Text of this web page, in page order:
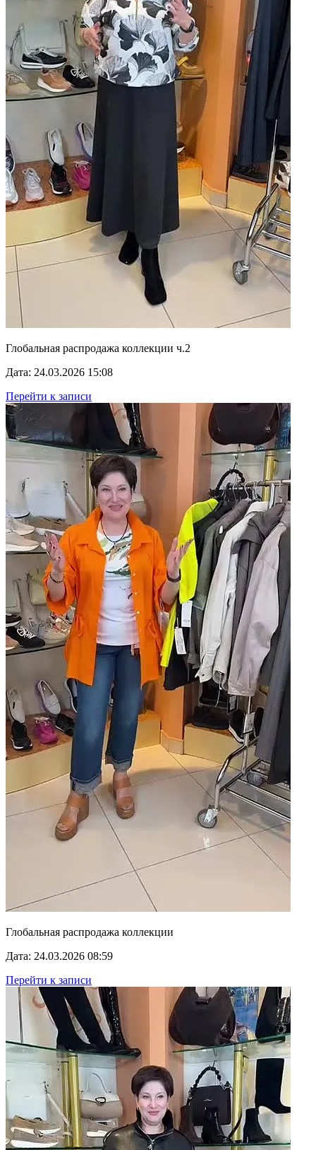
Глобальная распродажа коллекции ч.2
Дата: 24.03.2026 15:08
Перейти к записи
Глобальная распродажа коллекции
Дата: 24.03.2026 08:59
Перейти к записи